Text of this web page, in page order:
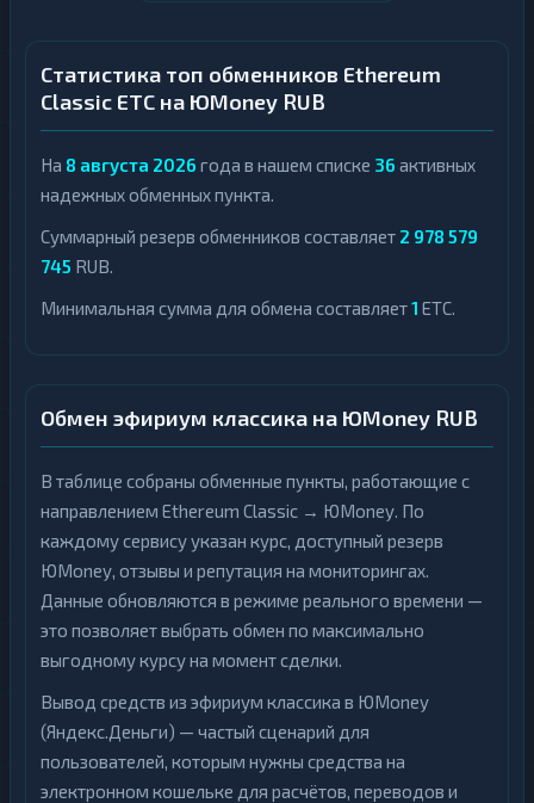
Статистика топ обменников Ethereum
Classic ETC на ЮMoney RUB
На 8 августа 2026 года в нашем списке 36 активных
надежных обменных пункта.
Суммарный резерв обменников составляет 2 978 579
745 RUB.
Минимальная сумма для обмена составляет1 ETC.
Обмен эфириум классика на ЮMoney RUB
В таблице собраны обменные пункты, работающие с
направлением Ethereum Classic → ЮMoney. По
каждому сервису указан курс, доступный резерв
ЮMoney, отзывы и репутация на мониторингах.
Данные обновляются в режиме реального времени —
это позволяет выбрать обмен по максимально
выгодному курсу на момент сделки.
Вывод средств из эфириум классика в ЮMoney
(Яндекс.Деньги) — частый сценарий для
пользователей, которым нужны средства на
электронном кошельке для расчётов, переводов и